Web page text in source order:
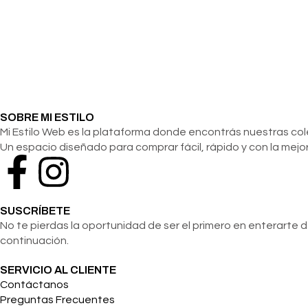
SOBRE MI ESTILO
Mi Estilo Web es la plataforma donde encontrás nuestras
Un espacio diseñado para comprar fácil, rápido y con la
SUSCRÍBETE
No te pierdas la oportunidad de ser el primero en enterarte
continuación.
SERVICIO AL CLIENTE
Contáctanos
Preguntas Frecuentes